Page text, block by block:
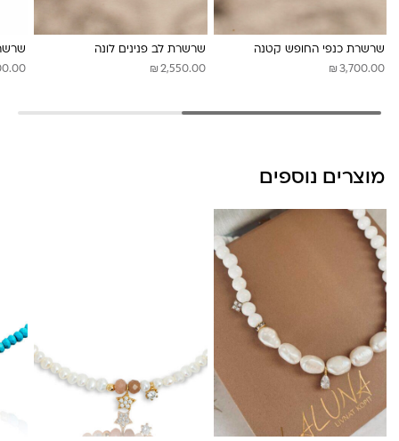
שרשרת כנפי החופש קטנה
₪ 3,700.00
שרשרת לב פנינים לונה
₪ 2,550.00
מוצרים נוספים